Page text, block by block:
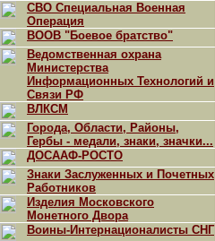
СВО Специальная Военная
Операция
ВООВ "Боевое братство"
Ведомственная охрана
Министерства
Информационных Технологий и
Связи РФ
ВЛКСМ
Города, Области, Районы,
Гербы - медали, знаки, значки...
ДОСААФ-РОСТО
Знаки Заслуженных и Почетных
Работников
Изделия Московского
Монетного Двора
Воины-Интернационалисты СНГ